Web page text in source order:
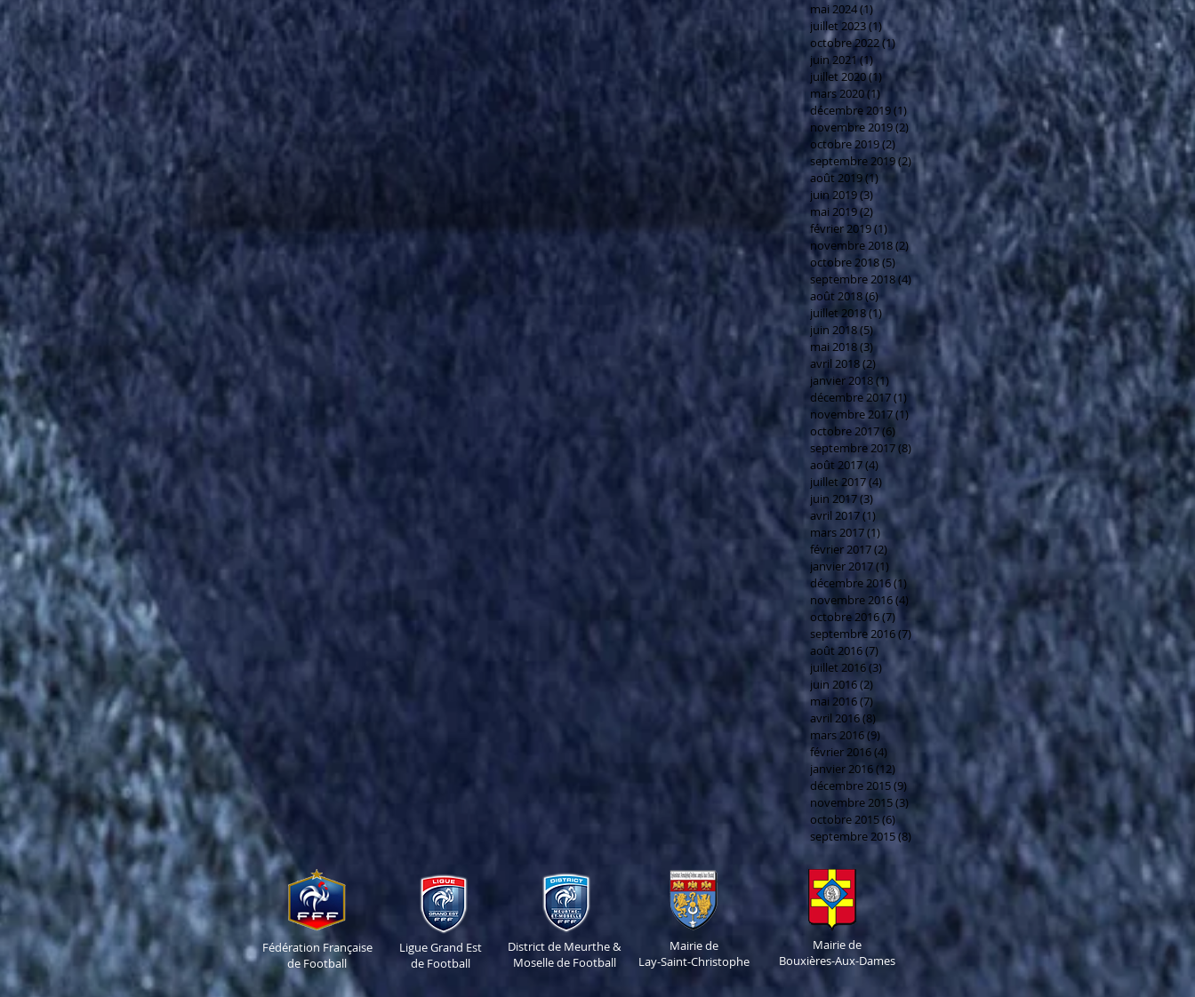
mai 2024(1) 1 post
juillet 2023(1) 1 post
octobre 2022(1) 1 post
juin 2021 (1) 1 post
juillet 2020(1) 1 post
mars 2020(1)1 post
décembre 2019(1) 1 post
novembre 2019(2) 2 posts
octobre 2019(2) 2 posts
septembre 2019(2) 2 posts
août 2019(1) 1 post
juin 2019(3)
mai 2019(2) 2 posts
février 2019(1) 1 post
novembre 2018(2) 2 posts
octobre 2018(5)
septembre 2018(4)4 posts
août 2018(6)6 posts
juillet 2018(1) 1 post
juin 2018(5)5 posts
mai 2018(3)
avril 2018(2)
janvier 2018(1) 1 post
décembre 2017(1) 1 post
novembre 2017(1)1 post
octobre 2017(6) 6 posts
septembre 2017(8) 8 posts
août 2017(4)
juillet 2017(4) 4 posts
juin 2017(3)
avril 2017(1) 1 post
mars 2017(1) 1 post
février 2017(2)
janvier 2017(1) 1 post
décembre 2016(1) 1 post
novembre 2016(4) 4 posts
octobre 2016(7) 7 posts
septembre 2016(7) 7 posts
août 2016(7) 7 posts
juillet 2016(3)
juin 2016(2)
mai 2016(7)7 posts
avril 2016(8)8 posts
mars 2016(9)9 posts
février 2016(4)
janvier 2016(12)
décembre 2015(9)
novembre 2015(3) 3 posts
octobre 2015(6)
septembre 2015(8)
Fédération Française
de Football
Ligue Grand Est
de Football
District de Meurthe &
Moselle de Football
Mairie de
Lay-Saint-Christophe
Mairie de
Bouxières-Aux-Dames